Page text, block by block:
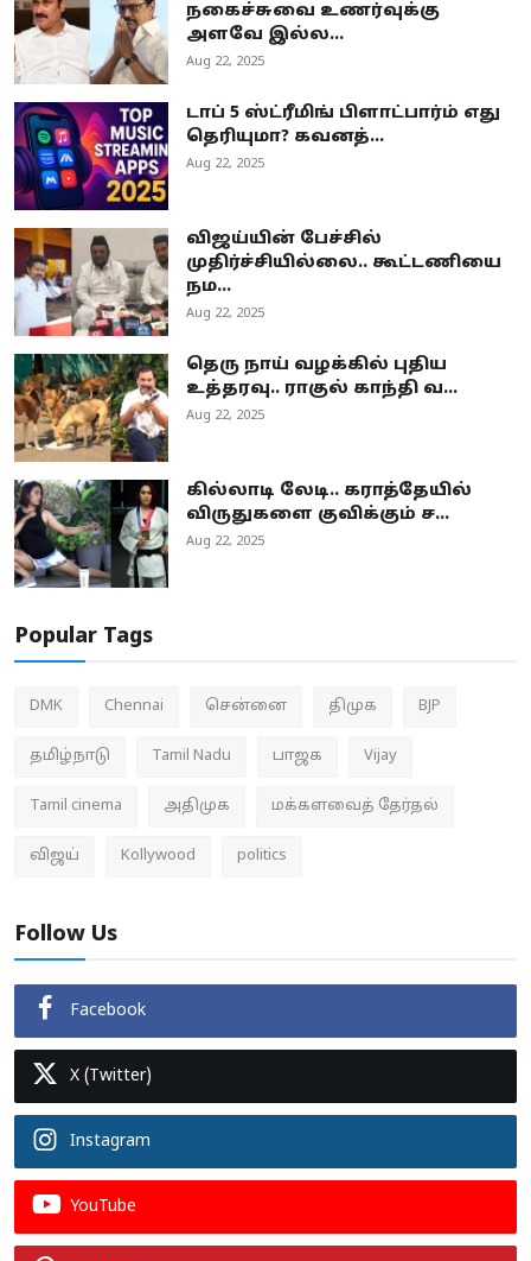
நகைச்சுவை உணர்வுக்கு
அளவே இல்ல...
Aug 22, 2025
டாப் 5 ஸ்ட்ரீமிங் பிளாட்பார்ம் எது
தெரியுமா? கவனத்...
Aug 22, 2025
விஜய்யின் பேச்சில்
முதிர்ச்சியில்லை.. கூட்டணியை
நம...
Aug 22, 2025
தெரு நாய் வழக்கில் புதிய
உத்தரவு.. ராகுல் காந்தி வ...
Aug 22, 2025
கில்லாடி லேடி.. கராத்தேயில்
விருதுகளை குவிக்கும் ச...
Aug 22, 2025
Popular Tags
DMK Chennai சென்னை திமுக BJP
தமிழ்நாடு Tamil Nadu பாஜக Vijay
Tamil cinema அதிமுக மக்களவைத் தேர்தல்
விஜய் Kollywood politics
Follow Us
Facebook
X (Twitter)
Instagram
YouTube